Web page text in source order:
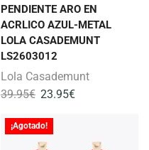
PENDIENTE ARO EN
ACRLICO AZUL-METAL
LOLA CASADEMUNT
LS2603012
Lola Casademunt
39.95€ 23.95€
¡Agotado!